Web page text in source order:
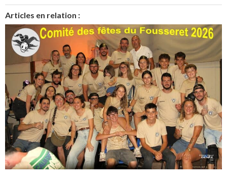
Articles en relation :